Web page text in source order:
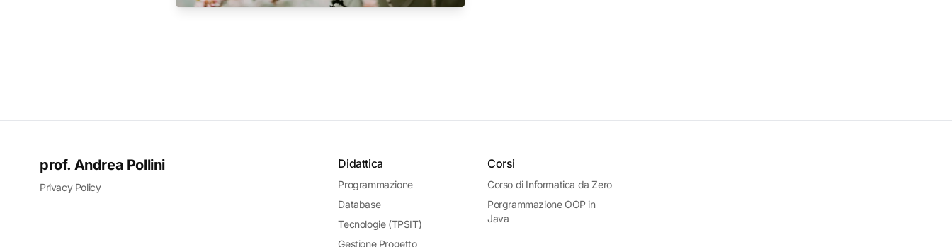
prof. Andrea Pollini
Privacy Policy
Didattica
Programmazione
Database
Tecnologie (TPSIT)
Gestione Progetto
Corsi
Corso di Informatica da Zero
Porgrammazione OOP in
Java